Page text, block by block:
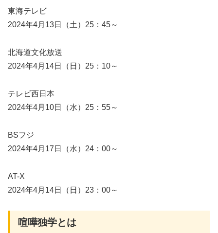
東海テレビ
2024年4月13日（土）25：45～
北海道文化放送
2024年4月14日（日）25：10～
テレビ西日本
2024年4月10日（水）25：55～
BSフジ
2024年4月17日（水）24：00～
AT-X
2024年4月14日（日）23：00～
喧嘩独学とは